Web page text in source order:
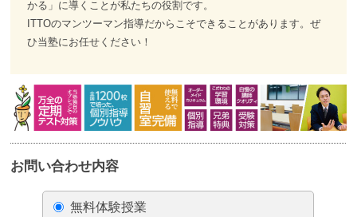
かる」に導くことが私たちの役割です。
ITTOのマンツーマン指導だからこそできることがあります。ぜ
ひ当塾にお任せください！
お問い合わせ内容
無料体験授業